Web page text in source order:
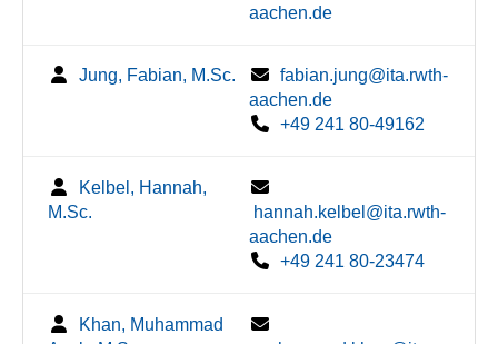
aachen.de
Jung, Fabian, M.Sc.
fabian.jung@ita.rwth-
aachen.de
+49 241 80-49162
Kelbel, Hannah,
M.Sc.
hannah.kelbel@ita.rwth-
aachen.de
+49 241 80-23474
Khan, Muhammad